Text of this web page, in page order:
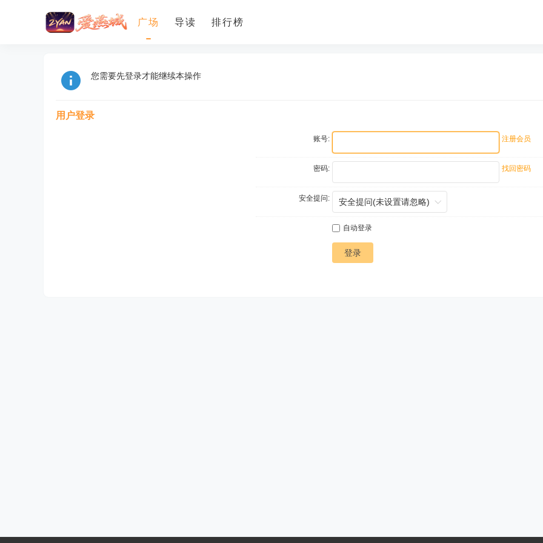
广场 导读 排行榜
您需要先登录才能继续本操作
用户登录
账号: 注册会员
密码: 找回密码
安全提问:
自动登录
登录